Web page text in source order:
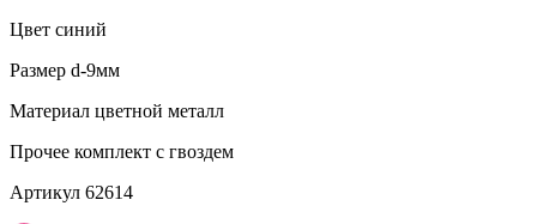
Цвет синий
Размер d-9мм
Материал цветной металл
Прочее комплект с гвоздем
Артикул 62614